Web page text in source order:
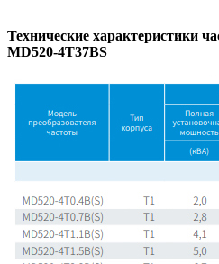
Технические характеристики
MD520-4T37BS